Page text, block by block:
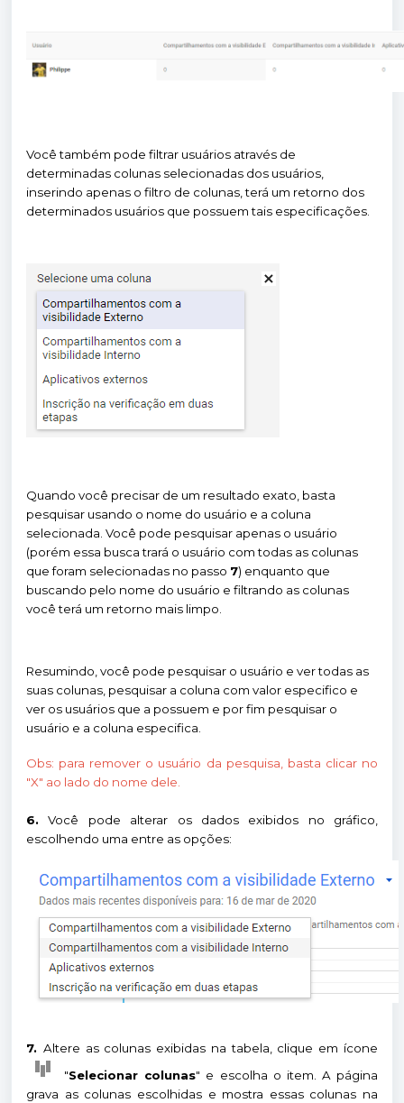
Você também pode filtrar usuários através de
determinadas colunas selecionadas dos usuários,
inserindo apenas o filtro de colunas, terá um retorno dos
determinados usuários que possuem tais especificações.
Quando você precisar de um resultado exato, basta
pesquisar usando o nome do usuário e a coluna
selecionada. Você pode pesquisar apenas o usuário
(porém essa busca trará o usuário com todas as colunas
que foram selecionadas no passo 7) enquanto que
buscando pelo nome do usuário e filtrando as colunas
você terá um retorno mais limpo.
Resumindo, você pode pesquisar o usuário e ver todas as
suas colunas, pesquisar a coluna com valor especifico e
ver os usuários que a possuem e por fim pesquisar o
usuário e a coluna especifica.
Obs: para remover o usuário da pesquisa, basta clicar no
"X" ao lado do nome dele.
6. Você pode alterar os dados exibidos no gráfico,
escolhendo uma entre as opções:
7. Altere as colunas exibidas na tabela, clique em ícone
"Selecionar colunas" e escolha o item. A página
grava as colunas escolhidas e mostra essas colunas na